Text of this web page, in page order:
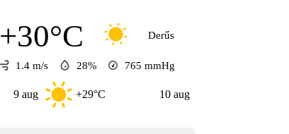
+30°C Derűs
1.4 m/s 28% 765 mmHg
+29°C +33°C